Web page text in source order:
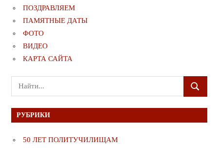
ПОЗДРАВЛЯЕМ
ПАМЯТНЫЕ ДАТЫ
ФОТО
ВИДЕО
КАРТА САЙТА
Поиск
для:
ПОИСК
РУБРИКИ
50 ЛЕТ ПОЛИТУЧИЛИЩАМ